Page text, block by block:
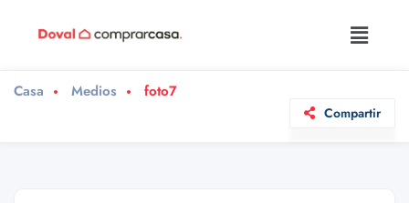
Casa Medios foto7
Compartir